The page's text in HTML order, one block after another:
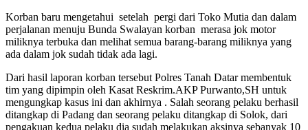
Korban baru mengetahui setelah pergi dari Toko Mutia dan dalam
perjalanan menuju Bunda Swalayan korban merasa jok motor
miliknya terbuka dan melihat semua barang-barang miliknya yang
ada dalam jok sudah tidak ada lagi.
Dari hasil laporan korban tersebut Polres Tanah Datar membentuk
tim yang dipimpin oleh Kasat Reskrim.AKP Purwanto,SH untuk
mengungkap kasus ini dan akhirnya . Salah seorang pelaku berhasil
ditangkap di Padang dan seorang pelaku ditangkap di Solok, dari
pengakuan kedua pelaku dia sudah melakukan aksinya sebanyak 10